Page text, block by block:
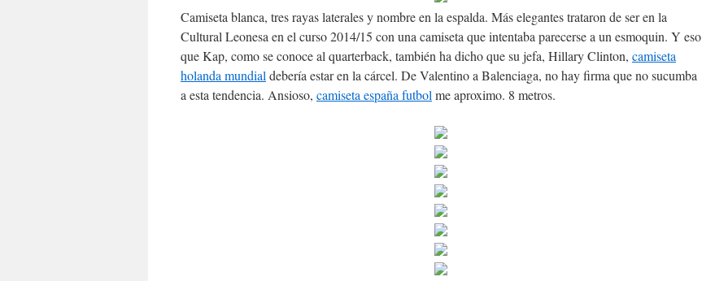
Camiseta blanca, tres rayas laterales y nombre en la espalda. Más elegantes trataron de ser en la
Cultural Leonesa en el curso 2014/15 con una camiseta que intentaba parecerse a un esmoquin. Y eso
que Kap, como se conoce al quarterback, también ha dicho que su jefa, Hillary Clinton, camiseta
holanda mundial debería estar en la cárcel. De Valentino a Balenciaga, no hay firma que no sucumba
a esta tendencia. Ansioso, camiseta españa futbol me aproximo. 8 metros.